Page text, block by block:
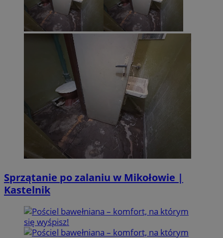
Sprzątanie po zalaniu w Mikołowie |
Kastelnik